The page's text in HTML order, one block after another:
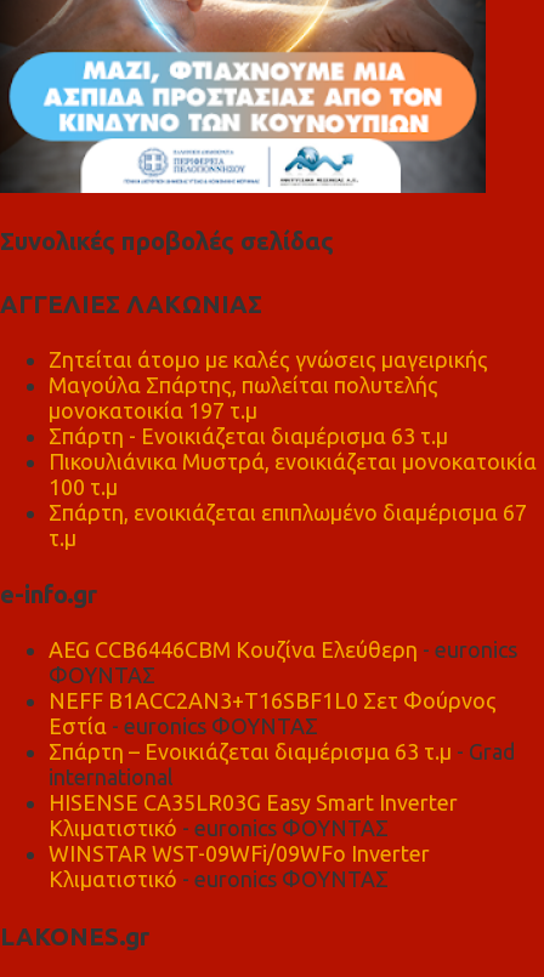
Συνολικές προβολές σελίδας
ΑΓΓΕΛΙΕΣ ΛΑΚΩΝΙΑΣ
Ζητείται άτομο με καλές γνώσεις μαγειρικής
Μαγούλα Σπάρτης, πωλείται πολυτελής
μονοκατοικία 197 τ.μ
Σπάρτη - Ενοικιάζεται διαμέρισμα 63 τ.μ
Πικουλιάνικα Μυστρά, ενοικιάζεται μονοκατοικία
100 τ.μ
Σπάρτη, ενοικιάζεται επιπλωμένο διαμέρισμα 67
τ.μ
e-info.gr
AEG CCB6446CBM Κουζίνα Ελεύθερη - euronics
ΦΟΥΝΤΑΣ
NEFF B1ACC2AN3+T16SBF1L0 Σετ Φούρνος
Εστία - euronics ΦΟΥΝΤΑΣ
Σπάρτη – Ενοικιάζεται διαμέρισμα 63 τ.μ - Grad
international
HISENSE CA35LR03G Easy Smart Inverter
Κλιματιστικό - euronics ΦΟΥΝΤΑΣ
WINSTAR WST-09WFi/09WFo Inverter
Κλιματιστικό - euronics ΦΟΥΝΤΑΣ
LAKONES.gr